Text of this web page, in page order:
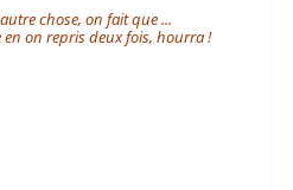
chose, on fait que ...
on repris deux fois, hourra !